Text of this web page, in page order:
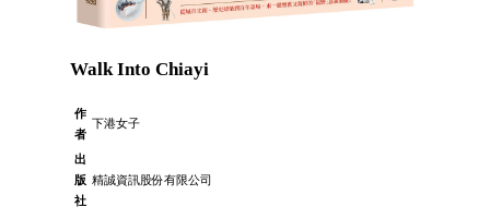
Walk Into Chiayi
作
者
下港女子
出
版
社
精誠資訊股份有限公司